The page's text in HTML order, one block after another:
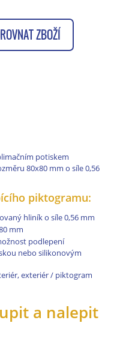
ZBOŽÍ
potiskem
80x80 mm o síle 0,56
piktogramu:
hliník o síle 0,56 mm
mm
podlepení
nebo silikonovým
exteriér / piktogram
a nalepit